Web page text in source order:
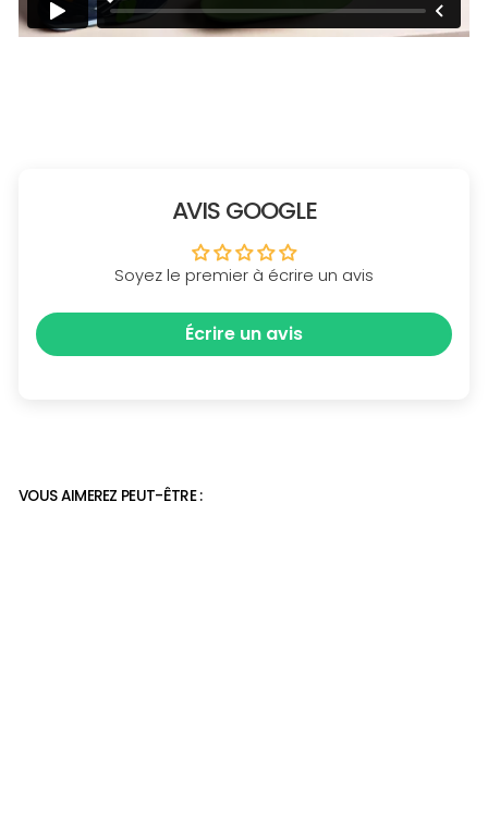
AVIS GOOGLE
Soyez le premier à écrire un avis
Écrire un avis
VOUS AIMEREZ PEUT-ÊTRE :